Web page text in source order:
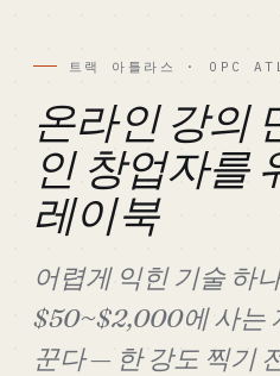
트랙 아틀라스 · OPC
온라인 강의
인 창업자를
레이북
어렵게 익힌 기술 하
$50~$2,000에 사는
꾼다 — 한 강도 찍기